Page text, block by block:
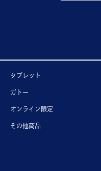
タブレット
ガトー
オンライン限定
その他商品